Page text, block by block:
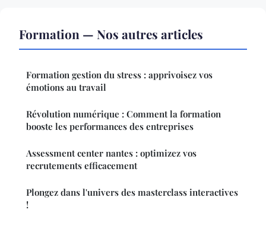
Formation — Nos autres articles
Formation gestion du stress : apprivoisez vos
émotions au travail
Révolution numérique : Comment la formation
booste les performances des entreprises
Assessment center nantes : optimizez vos
recrutements efficacement
Plongez dans l'univers des masterclass interactives
!